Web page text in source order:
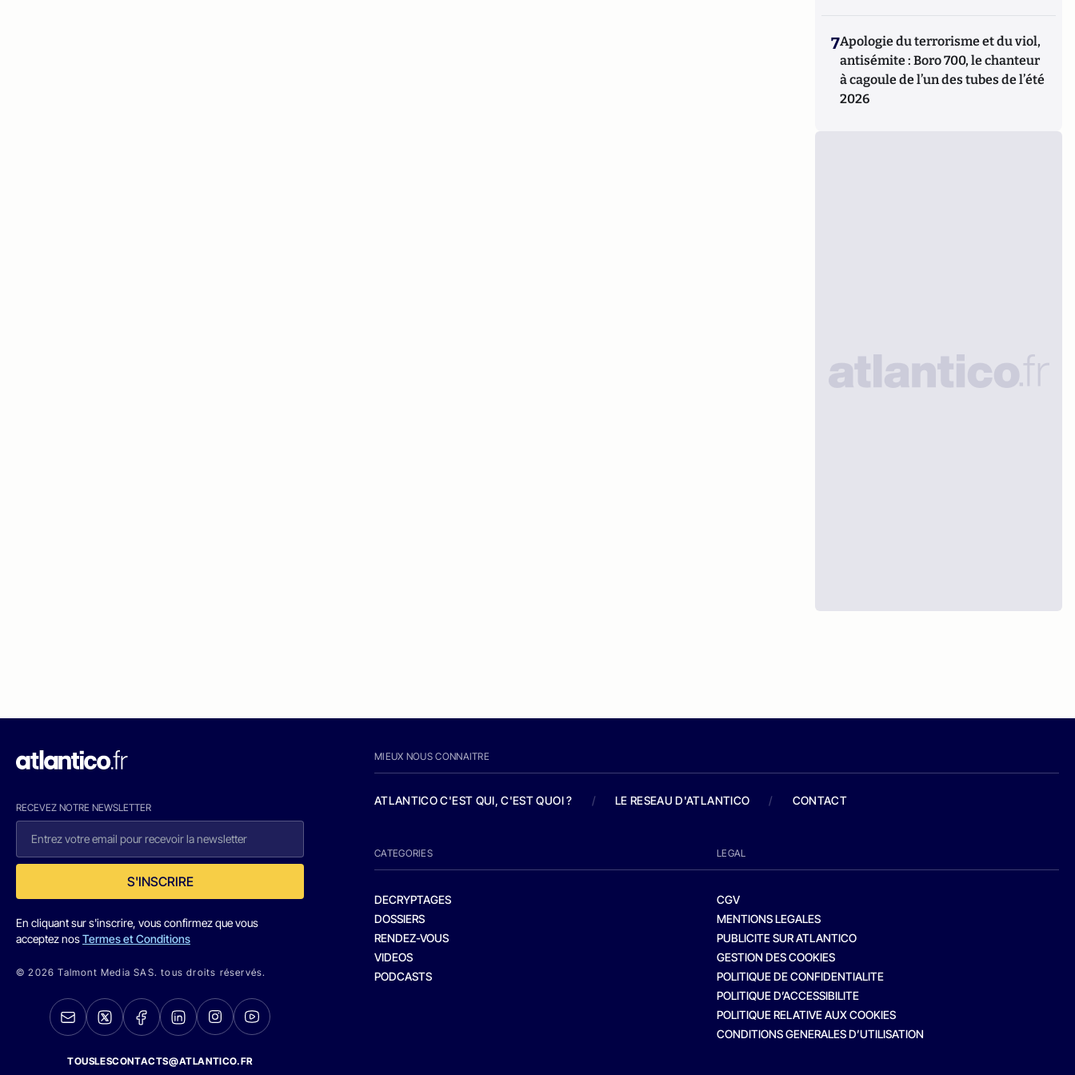
7Apologie du terrorisme et du viol,
antisémite : Boro 700, le chanteur
à cagoule de l’un des tubes de l’été
2026
RECEVEZ NOTRE NEWSLETTER
S'INSCRIRE
En cliquant sur s'inscrire, vous confirmez que vous
acceptez nosTermes et Conditions
© 2026 Talmont Media SAS. tous droits réservés.
TOUSLESCONTACTS@ATLANTICO.FR
MIEUX NOUS CONNAITRE
ATLANTICO C'EST QUI, C'EST QUOI ? / LE RESEAU D'ATLANTICO / CONTACT
CATEGORIES
DECRYPTAGES
DOSSIERS
RENDEZ-VOUS
VIDEOS
PODCASTS
LEGAL
CGV
MENTIONS LEGALES
PUBLICITE SUR ATLANTICO
GESTION DES COOKIES
POLITIQUE DE CONFIDENTIALITE
POLITIQUE D’ACCESSIBILITE
POLITIQUE RELATIVE AUX COOKIES
CONDITIONS GENERALES D’UTILISATION